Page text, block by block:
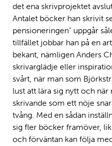
det ena skrivprojektet
Antalet böcker han skrivit
pensioneringen” uppgår
tillfället jobbar han på en
bekant, nämligen Anders
skrivarglädje eller
svårt, när man som
lust att lära sig nytt och
skrivande som ett nöje
tvång. Med en sådan
sig fler böcker framöver,
och förväntan kan följa